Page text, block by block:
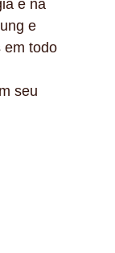
e na
e
em todo
seu